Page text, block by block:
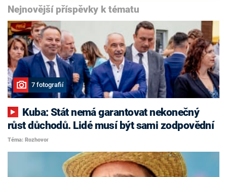
Nejnovější příspěvky k tématu
7 fotografií
růst důchodů. Lidé musí být sami zodpovědní
Téma: Rozhovor